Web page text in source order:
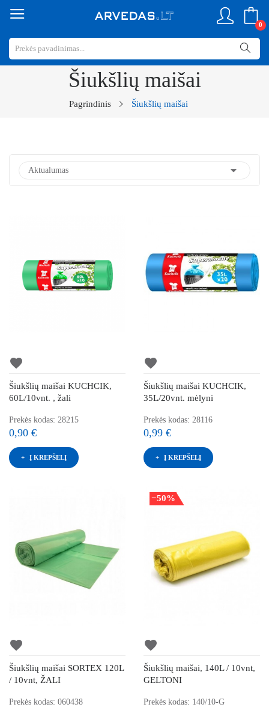
0
Šiukšlių maišai
Pagrindinis Šiukšlių maišai
Aktualumas 
favorite
Šiukšlių maišai KUCHCIK,
60L/10vnt. , žali
Prekės kodas: 28215
0,90 €
Į KREPŠELĮ
favorite
Šiukšlių maišai KUCHCIK,
35L/20vnt. mėlyni
Prekės kodas: 28116
0,99 €
Į KREPŠELĮ
favorite
Šiukšlių maišai SORTEX 120L
/ 10vnt, ŽALI
Prekės kodas: 060438
−50%
favorite
Šiukšlių maišai, 140L / 10vnt,
GELTONI
Prekės kodas: 140/10-G